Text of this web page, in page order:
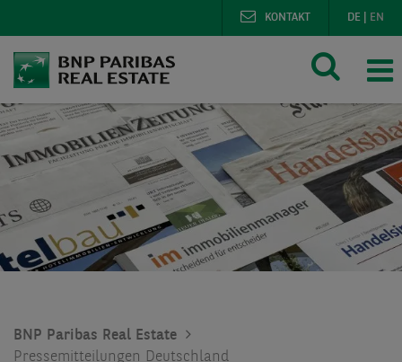
DE EN
KONTAKT
BNP Paribas Real Estate
Pressemitteilungen Deutschland